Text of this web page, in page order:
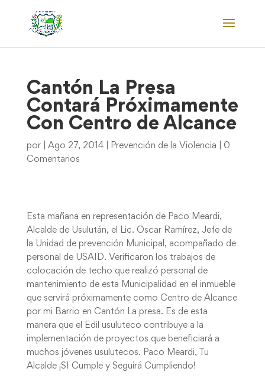
Cantón La Presa
Contará Próximamente
Con Centro de Alcance
por Ago 27, 2014| Prevención de la Violencia
0
Comentarios
Esta mañana en representación de Paco Meardi,
Alcalde de Usulután, el Lic. Oscar Ramírez, Jefe de
la Unidad de prevención Municipal, acompañado de
personal de USAID. Verificaron los trabajos de
colocación de techo que realizó personal de
mantenimiento de esta Municipalidad en el inmueble
que servirá próximamente como Centro de Alcance
por mi Barrio en Cantón La presa. Es de esta
manera que el Edil usuluteco contribuye a la
implementación de proyectos que beneficiará a
muchos jóvenes usulutecos. Paco Meardi, Tu
Alcalde ¡SI Cumple y Seguirá Cumpliendo!